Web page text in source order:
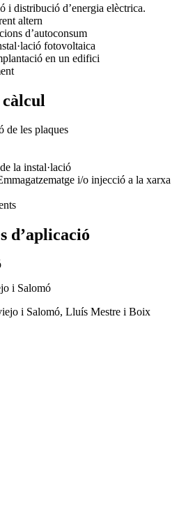
i distribució d’energia elèctrica.
altern
d’autoconsum
fotovoltaica
en un edifici
càlcul
de les plaques
la instal·lació
i/o injecció a la xarxa
d’aplicació
i Salomó
i Salomó, Lluís Mestre i Boix